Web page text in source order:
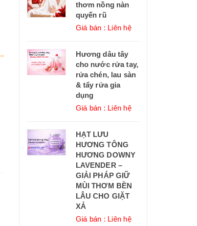
thơm nồng nàn
quyến rũ
Giá bán : Liên hệ
Hương dâu tây
cho nước rửa tay,
rửa chén, lau sàn
& tẩy rửa gia
dụng
Giá bán : Liên hệ
HẠT LƯU
HƯƠNG TÔNG
HƯƠNG DOWNY
LAVENDER –
GIẢI PHÁP GIỮ
MÙI THƠM BỀN
LÂU CHO GIẶT
XẢ
Giá bán : Liên hệ